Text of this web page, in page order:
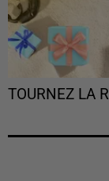
TOURNEZ LA